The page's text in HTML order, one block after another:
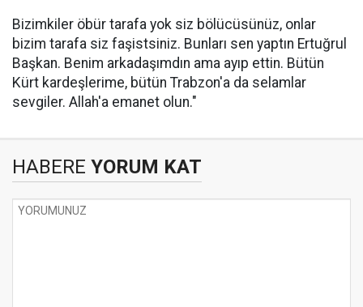
Bizimkiler öbür tarafa yok siz bölücüsünüz, onlar
bizim tarafa siz faşistsiniz. Bunları sen yaptın Ertuğrul
Başkan. Benim arkadaşımdın ama ayıp ettin. Bütün
Kürt kardeşlerime, bütün Trabzon'a da selamlar
sevgiler. Allah'a emanet olun."
HABERE YORUM KAT